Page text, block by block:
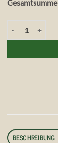
Gesamtsumme
BESCHREIBUNG